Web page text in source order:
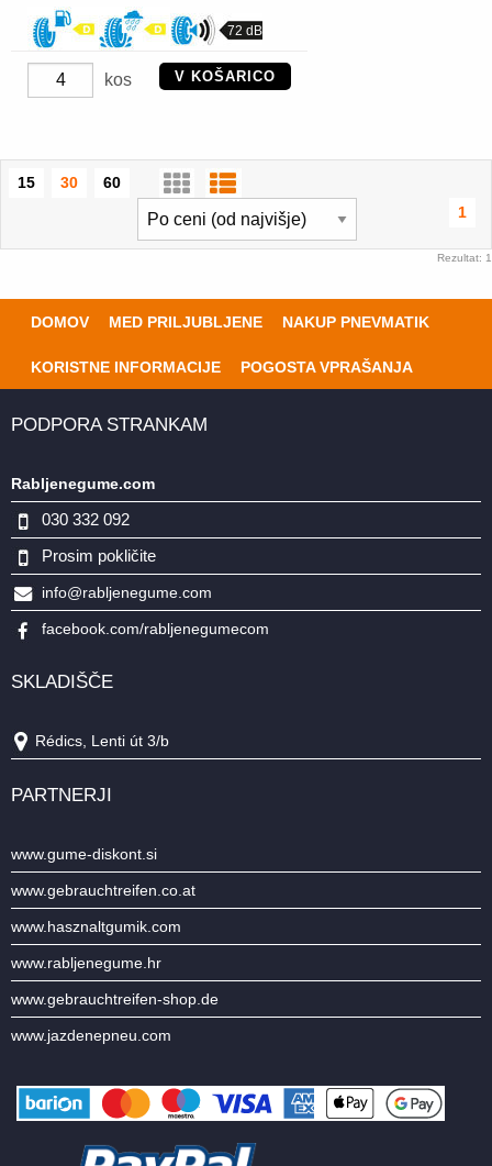
72 dB
kos V KOŠARICO
15 30
60
1
Rezultat: 1
DOMOV MED PRILJUBLJENE NAKUP PNEVMATIK
KORISTNE INFORMACIJE POGOSTA VPRAŠANJA
PODPORA STRANKAM
Rabljenegume.com
030 332 092
Prosim pokličite
info@rabljenegume.com
facebook.com/rabljenegumecom
SKLADIŠČE
Rédics, Lenti út 3/b
PARTNERJI
www.gume-diskont.si
www.gebrauchtreifen.co.at
www.hasznaltgumik.com
www.rabljenegume.hr
www.gebrauchtreifen-shop.de
www.jazdenepneu.com